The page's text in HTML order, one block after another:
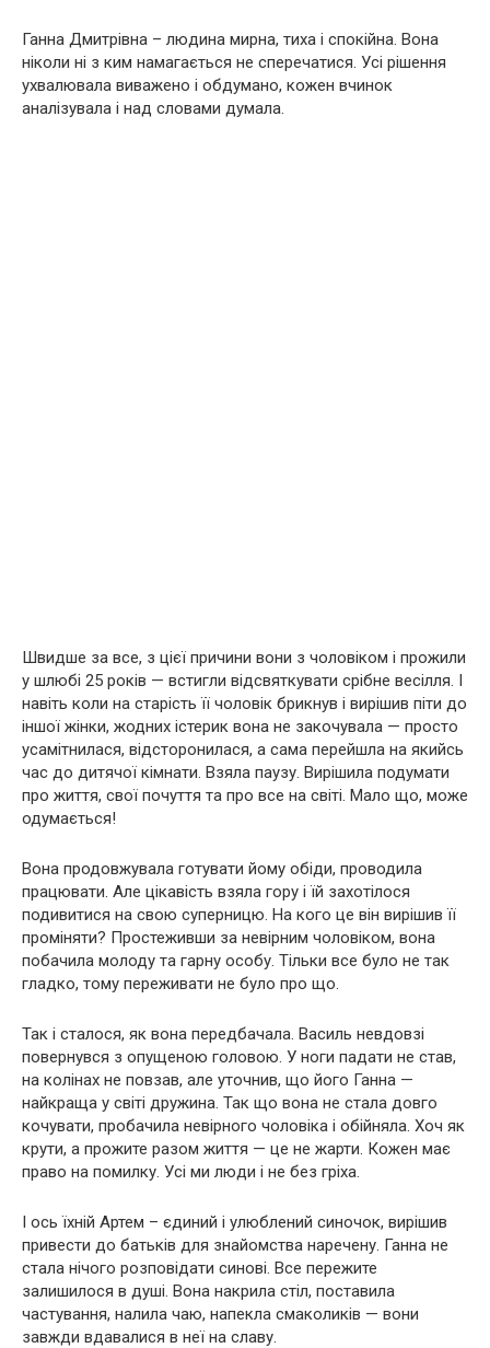
Ганна Дмитрівна – людина мирна, тиха і спокійна. Вона
ніколи ні з ким намагається не сперечатися. Усі рішення
ухвалювала виважено і обдумано, кожен вчинок
аналізувала і над словами думала.
Швидше за все, з цієї причини вони з чоловіком і прожили
у шлюбі 25 років — встигли відсвяткувати срібне весілля. І
навіть коли на старість її чоловік брикнув і вирішив піти до
іншої жінки, жодних істерик вона не закочувала — просто
усамітнилася, відсторонилася, а сама перейшла на якийсь
час до дитячої кімнати. Взяла паузу. Вирішила подумати
про життя, свої почуття та про все на світі. Мало що, може
одумається!
Вона продовжувала готувати йому обіди, проводила
працювати. Але цікавість взяла гору і їй захотілося
подивитися на свою суперницю. На кого це він вирішив її
проміняти? Простеживши за невірним чоловіком, вона
побачила молоду та гарну особу. Тільки все було не так
гладко, тому переживати не було про що.
Так і сталося, як вона передбачала. Василь невдовзі
повернувся з опущеною головою. У ноги падати не став,
на колінах не повзав, але уточнив, що його Ганна —
найкраща у світі дружина. Так що вона не стала довго
кочувати, пробачила невірного чоловіка і обійняла. Хоч як
крути, а прожите разом життя — це не жарти. Кожен має
право на помилку. Усі ми люди і не без гріха.
І ось їхній Артем – єдиний і улюблений синочок, вирішив
привести до батьків для знайомства наречену. Ганна не
стала нічого розповідати синові. Все пережите
залишилося в душі. Вона накрила стіл, поставила
частування, налила чаю, напекла смаколиків — вони
завжди вдавалися в неї на славу.